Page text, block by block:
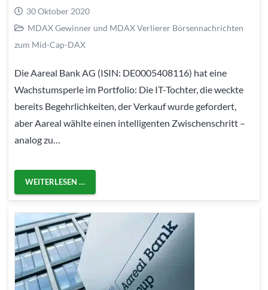
30 Oktober 2020
MDAX Gewinner und MDAX Verlierer Börsennachrichten
zum Mid-Cap-DAX
Die Aareal Bank AG (ISIN: DE0005408116) hat eine
Wachstumsperle im Portfolio: Die IT-Tochter, die weckte
bereits Begehrlichkeiten, der Verkauf wurde gefordert,
aber Aareal wählte einen intelligenten Zwischenschritt –
analog zu…
WEITERLESEN …